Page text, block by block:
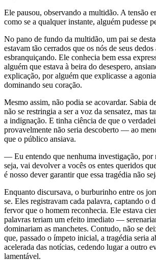
Ele pausou, observando a multidão. A tensão
como se a qualquer instante, alguém pudesse
No pano de fundo da multidão, um pai se
estavam tão cerrados que os nós de seus dedos
esbranquiçando. Ele conhecia bem essa
alguém que estava à beira do desespero,
explicação, por alguém que explicasse a
dominando seu coração.
Mesmo assim, não podia se acovardar. Sabia
não se restringia a ser a voz da sensatez, mas
a indignação. E tinha ciência de que o
provavelmente não seria descoberto — ao
que o público ansiava.
— Eu entendo que nenhuma investigação, por
seja, vai devolver a vocês os entes queridos
é nosso dever garantir que essa tragédia não
Enquanto discursava, o burburinho entre os
se. Eles registravam cada palavra, captando o
fervor que o homem reconhecia. Ele estava
palavras teriam um efeito imediato —
dominariam as manchetes. Contudo, não se
que, passado o ímpeto inicial, a tragédia seria
acelerada das notícias, cedendo lugar a outro
lamentável.